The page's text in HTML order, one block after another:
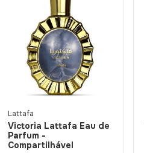
Lattafa
Victoria Lattafa Eau de
Parfum -
Compartilhável